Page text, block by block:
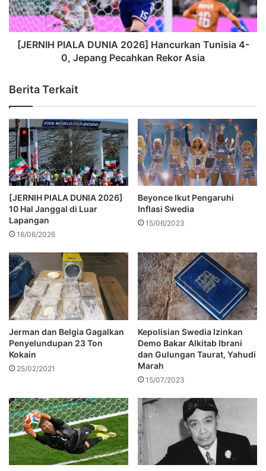
[JERNIH PIALA DUNIA 2026] Hancurkan Tunisia 4-
0, Jepang Pecahkan Rekor Asia
Berita Terkait
[JERNIH PIALA DUNIA 2026]
10 Hal Janggal di Luar
Lapangan
16/06/2026
Beyonce Ikut Pengaruhi
Inflasi Swedia
15/06/2023
Jerman dan Belgia Gagalkan
Penyelundupan 23 Ton
Kokain
25/02/2021
Kepolisian Swedia Izinkan
Demo Bakar Alkitab Ibrani
dan Gulungan Taurat, Yahudi
Marah
15/07/2023